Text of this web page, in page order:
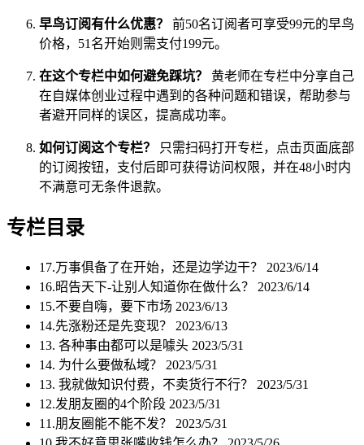
早鸟订阅有什么优惠？
前50名订阅者可享受99元的早鸟
价格，51名开始则需支付199元。
在这个专栏中如何避免踩坑？
黄老师在专栏中分享自己
在自媒体创业过程中遇到的各种问题和错误，帮助参与
者避开同样的误区，提高成功率。
如何订阅这个专栏？
只需扫码打开专栏，点击页面底部
的订阅按钮，支付后即可获得访问权限，并在48小时内
不满意可无条件退款。
专栏目录
17.万事俱备了在开始，还是边学边干？ 2023/6/14
16.昭告天下-让别人知道你在做什么？ 2023/6/14
15.不要自嗨，要下市场 2023/6/13
14.先涨粉还是先变现？ 2023/6/13
13. 各种事由都可以是噱头 2023/5/31
14. 为什么要做私域？ 2023/5/31
13. 我就做知识付费，不卖货行不行？ 2023/5/31
12.发朋友圈的4个阶段 2023/5/31
11.朋友圈能不能不发？ 2023/5/31